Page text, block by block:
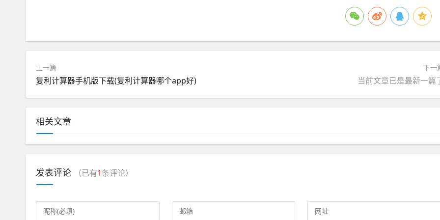
上一篇
复利计算器手机版下载(复利计算器哪个app好)
下一
当前文章已是最新一篇
相关文章
发表评论 （已有1条评论）